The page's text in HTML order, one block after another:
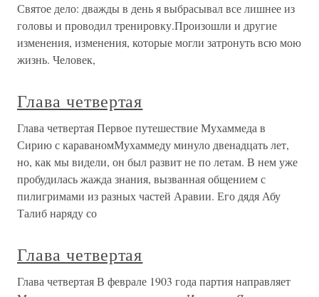
Святое дело: дважды в день я выбрасывал все лишнее из
головы и проводил тренировку.Произошли и другие
изменения, изменения, которые могли затронуть всю мою
жизнь. Человек,
Глава четвертая
Глава четвертая Первое путешествие Мухаммеда в
Сирию с караваномМухаммеду минуло двенадцать лет,
но, как мы видели, он был развит не по летам. В нем уже
пробудилась жажда знания, вызванная общением с
пилигримами из разных частей Аравии. Его дядя Абу
Талиб наряду со
Глава четвертая
Глава четвертая В феврале 1903 года партия направляет